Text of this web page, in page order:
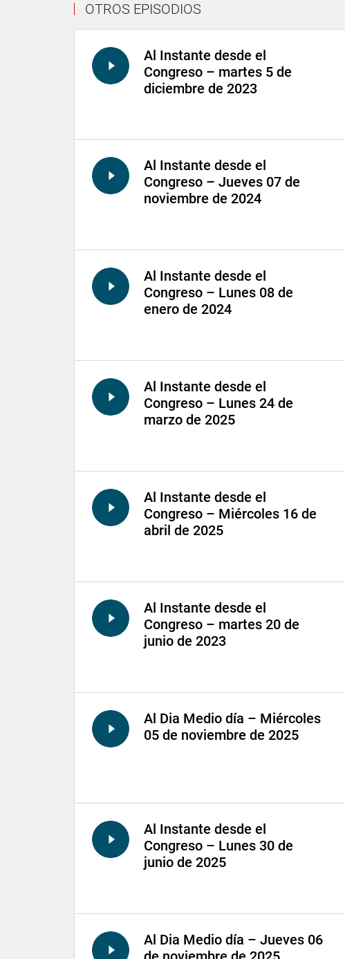
OTROS EPISODIOS
Al Instante desde el
Congreso – martes 5 de
diciembre de 2023
Al Instante desde el
Congreso – Jueves 07 de
noviembre de 2024
Al Instante desde el
Congreso – Lunes 08 de
enero de 2024
Al Instante desde el
Congreso – Lunes 24 de
marzo de 2025
Al Instante desde el
Congreso – Miércoles 16 de
abril de 2025
Al Instante desde el
Congreso – martes 20 de
junio de 2023
Al Dia Medio día – Miércoles
05 de noviembre de 2025
Al Instante desde el
Congreso – Lunes 30 de
junio de 2025
Al Dia Medio día – Jueves 06